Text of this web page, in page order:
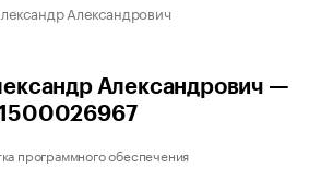
Александрович
Александрович —
программного обеспечения